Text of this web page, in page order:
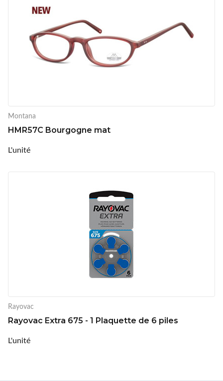
Montana
HMR57C Bourgogne mat
L'unité
Rayovac
Rayovac Extra 675 - 1 Plaquette de 6 piles
L'unité